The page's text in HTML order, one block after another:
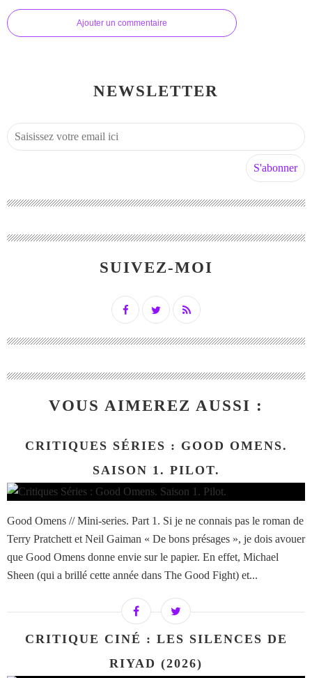
Ajouter un commentaire
NEWSLETTER
SUIVEZ-MOI
VOUS AIMEREZ AUSSI :
CRITIQUES SÉRIES : GOOD OMENS.
SAISON 1. PILOT.
Good Omens // Mini-series. Part 1. Si je ne connais pas le roman de
Terry Pratchett et Neil Gaiman « De bons présages », je dois avouer
que Good Omens donne envie sur le papier. En effet, Michael
Sheen (qui a brillé cette année dans The Good Fight) et...
CRITIQUE CINÉ : LES SILENCES DE
RIYAD (2026)